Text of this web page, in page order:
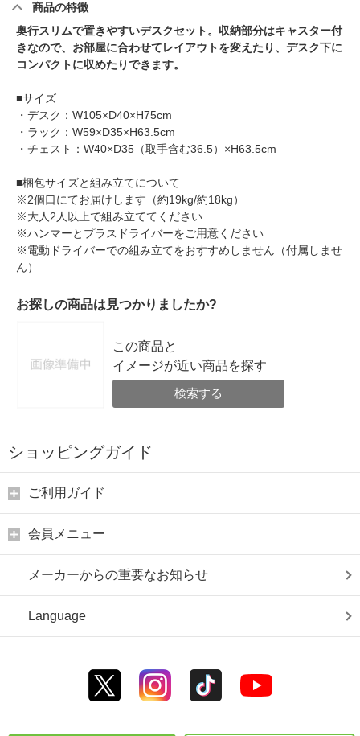
商品の特徴
奥行スリムで置きやすいデスクセット。収納部分はキャスター付
きなので、お部屋に合わせてレイアウトを変えたり、デスク下に
コンパクトに収めたりできます。
■サイズ
・デスク：W105×D40×H75cm
・ラック：W59×D35×H63.5cm
・チェスト：W40×D35（取手含む36.5）×H63.5cm
■梱包サイズと組み立てについて
※2個口にてお届けします（約19kg/約18kg）
※大人2人以上で組み立ててください
※ハンマーとプラスドライバーをご用意ください
※電動ドライバーでの組み立てをおすすめしません（付属しませ
ん）
お探しの商品は見つかりましたか?
この商品と
イメージが近い商品を探す
検索する
ショッピングガイド
ご利用ガイド
会員メニュー
メーカーからの重要なお知らせ
Language